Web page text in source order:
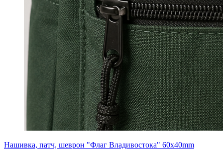
Нашивка, патч, шеврон "Флаг Владивостока" 60x40mm